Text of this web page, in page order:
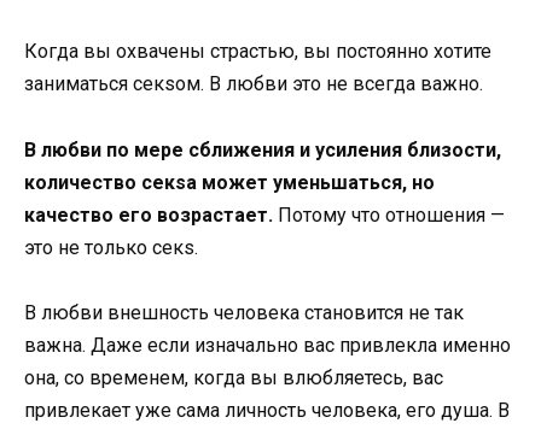
Когда вы охвачены страстью, вы постоянно хотите
заниматься секsом. В любви это не всегда важно.
В любви по мере сближения и усиления близости,
количество секsа может уменьшаться, но
качество его возрастает. Потому что отношения —
это не только секs.
В любви внешность человека становится не так
важна. Даже если изначально вас привлекла именно
она, со временем, когда вы влюбляетесь, вас
привлекает уже сама личность человека, его душа. В